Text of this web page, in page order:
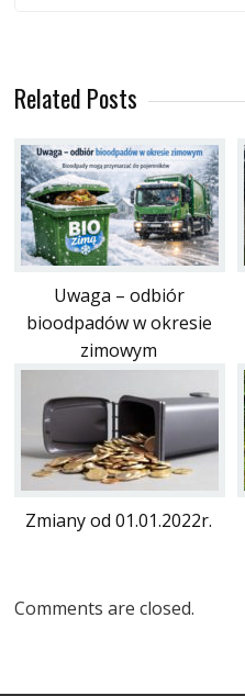
Related Posts
Uwaga – odbiór
bioodpadów w okresie
zimowym
Zmiany od 01.01.2022r.
Comments are closed.